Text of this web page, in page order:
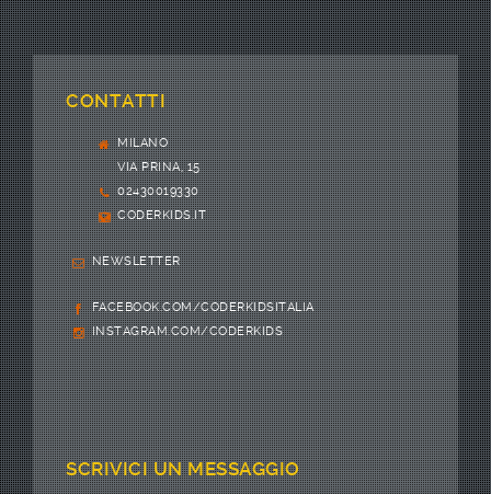
CONTATTI
MILANO
VIA PRINA, 15
02430019330
CODERKIDS.IT
NEWSLETTER
FACEBOOK.COM/CODERKIDSITALIA
INSTAGRAM.COM/CODERKIDS
SCRIVICI UN MESSAGGIO